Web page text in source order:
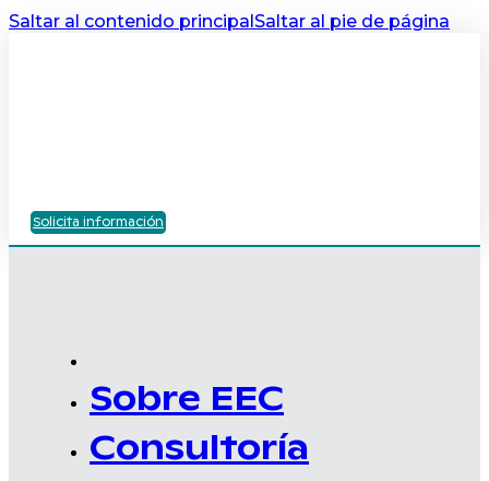
Saltar al contenido principalSaltar al pie de página
Solicita información
Sobre EEC
Consultoría